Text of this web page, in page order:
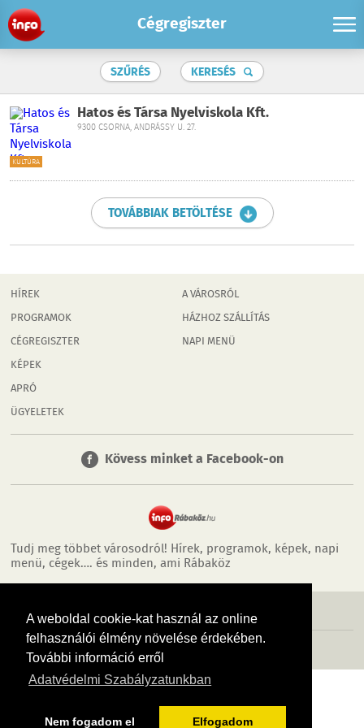
A weboldal cookie-kat használ az online
felhasználói élmény növelése érdekében.
További információ erről
Adatvédelmi Szabályzatunkban
Nem fogadom el Elfogadom
Cégregiszter
SZŰRÉS KERESÉS
KULTÚRA
Hatos és Társa Nyelviskola Kft.
9300 CSORNA, ANDRÁSSY U. 27.
TOVÁBBIAK BETÖLTÉSE
HÍREK
PROGRAMOK
CÉGREGISZTER
KÉPEK
APRÓ
ÜGYELETEK
A VÁROSRÓL
HÁZHOZ SZÁLLÍTÁS
NAPI MENÜ
Kövess minket a Facebook-on
Tudj meg többet városodról! Hírek, programok, képek, napi
menü, cégek…. és minden, ami Rábaköz
IMPRESSZUM
Copyright InfoVárosok. Minden jog fenntartva. | Web design & arculat by